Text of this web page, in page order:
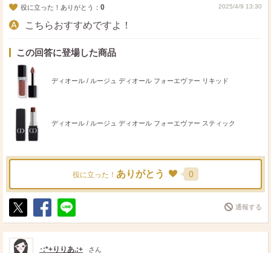
役に立った！ありがとう： 0 2025/4/9 13:30
こちらおすすめですよ！
この回答に登場した商品
ディオール / ルージュ ディオール フォーエヴァー リキッド
ディオール / ルージュ ディオール フォーエヴァー スティック
役に立った！ ありがとう 0
ポ
ス
ト
シ
ェ
送
る
通報する
･:*+りりあ.:+ さん